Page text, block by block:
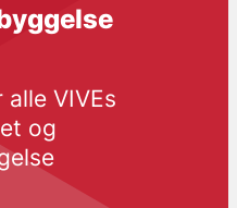
VIVEs
og